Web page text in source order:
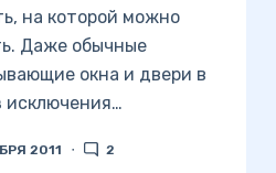
на которой можно
Даже обычные
окна и двери в
исключения…
2011 2